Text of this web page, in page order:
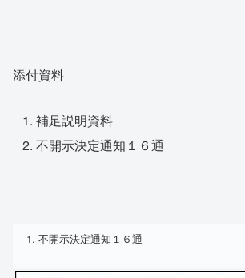
添付資料
補足説明資料
不開示決定通知１６通
不開示決定通知１６通